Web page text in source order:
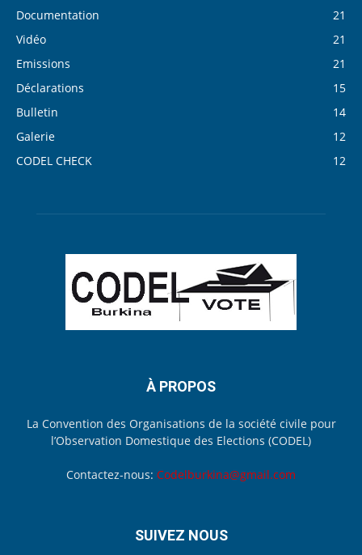
Documentation
21
Vidéo
21
Emissions
21
Déclarations
15
Bulletin
14
Galerie
12
CODEL CHECK
12
À PROPOS
La Convention des Organisations de la société civile pour
l’Observation Domestique des Elections (CODEL)
Contactez-nous: Codelburkina@gmail.com
SUIVEZ NOUS